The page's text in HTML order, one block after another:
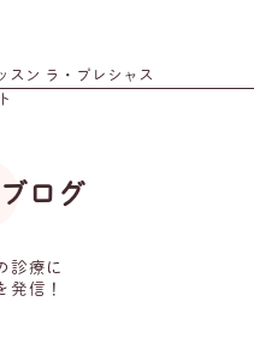
スン ラ・プレシャス
ログ
診療に
発信！